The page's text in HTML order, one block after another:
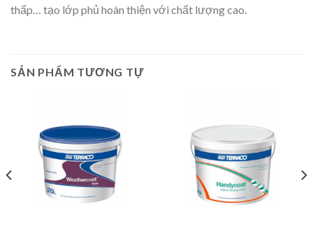
thấp… tạo lớp phủ hoàn thiện với chất lượng cao.
SẢN PHẨM TƯƠNG TỰ